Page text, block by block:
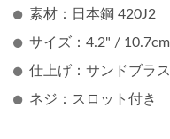
素材：日本鋼 420J2
サイズ：4.2" / 10.7cm
仕上げ：サンドブラ
ネジ：スロット付き